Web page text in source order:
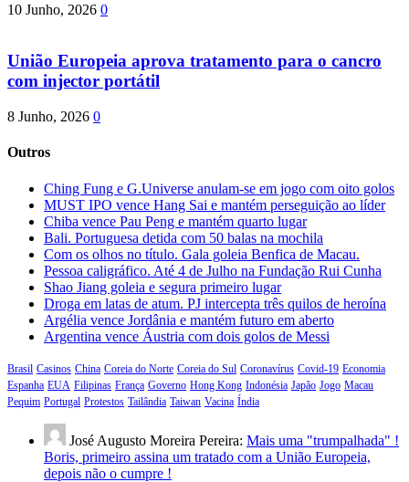
10 Junho, 2026 0
União Europeia aprova tratamento para o cancro
com injector portátil
8 Junho, 2026 0
Outros
Ching Fung e G.Universe anulam-se em jogo com oito golos
MUST IPO vence Hang Sai e mantém perseguição ao líder
Chiba vence Pau Peng e mantém quarto lugar
Bali. Portuguesa detida com 50 balas na mochila
Com os olhos no título. Gala goleia Benfica de Macau.
Pessoa caligráfico. Até 4 de Julho na Fundação Rui Cunha
Shao Jiang goleia e segura primeiro lugar
Droga em latas de atum. PJ intercepta três quilos de heroína
Argélia vence Jordânia e mantém futuro em aberto
Argentina vence Áustria com dois golos de Messi
Brasil Casinos China Coreia do Norte Coreia do Sul Coronavírus Covid-19 Economia
Espanha EUA Filipinas França Governo Hong Kong Indonésia Japão Jogo Macau
Pequim Portugal Protestos Tailândia Taiwan Vacina Índia
José Augusto Moreira Pereira: Mais uma "trumpalhada" !
Boris, primeiro assina um tratado com a União Europeia,
depois não o cumpre !